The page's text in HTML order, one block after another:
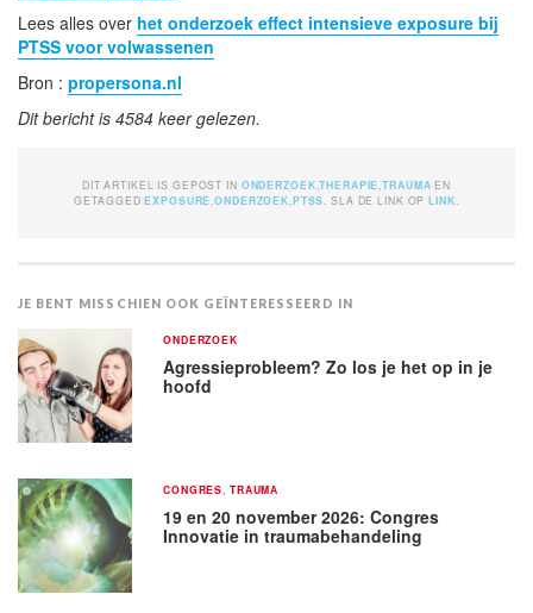
Lees alles over het onderzoek effect intensieve exposure bij
PTSS voor volwassenen
Bron : propersona.nl
Dit bericht is 4584 keer gelezen.
DIT ARTIKEL IS GEPOST IN ONDERZOEK ,THERAPIE ,TRAUMA EN
GETAGGEDEXPOSURE ,ONDERZOEK PTSS . SLA DE LINK OPLINK
JE BENT MISSCHIEN OOK GEÏNTERESSEERD IN
ONDERZOEK
Agressieprobleem? Zo los je het op in je
hoofd
CONGRES TRAUMA
19 en 20 november 2026: Congres
Innovatie in traumabehandeling